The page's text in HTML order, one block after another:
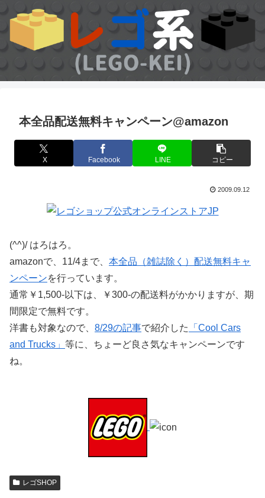
本全品配送無料キャンペーン@amazon
X Facebook LINE コピー
2009.09.12
(^^)/ はろはろ。
amazonで、11/4まで、 本全品（雑誌除く）配送無料キャ
ンペーンを行っています。
通常￥1,500-以下は、￥300-の配送料がかかりますが、期
間限定で無料です。
洋書も対象なので、 8/29の記事で紹介した
「Cool Cars
and Trucks」 等に、ちょーど良さ気なキャンペーンです
ね。
レゴSHOP